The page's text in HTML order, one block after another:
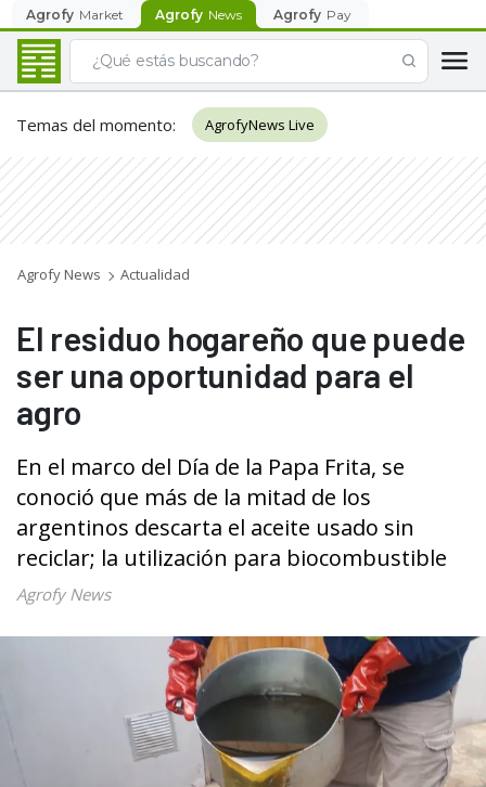
Agrofy Market Agrofy News Agrofy Pay
Temas del momento: AgrofyNews Live
Agrofy News Actualidad
El residuo hogareño que puede
ser una oportunidad para el
agro
En el marco del Día de la Papa Frita, se
conoció que más de la mitad de los
argentinos descarta el aceite usado sin
reciclar; la utilización para biocombustible
Agrofy News